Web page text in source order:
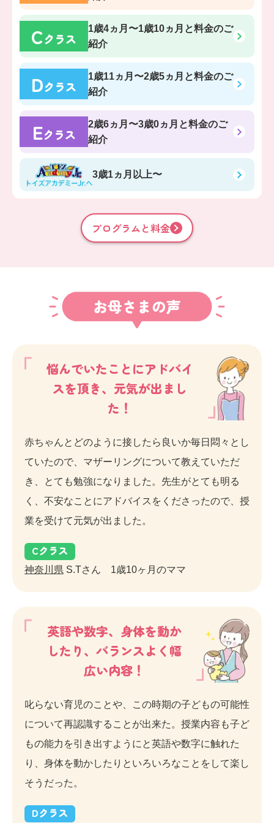
Cクラス
1歳4ヵ月〜1歳10ヵ月 と料金のご
紹介
Dクラス
1歳11ヵ月〜2歳5ヵ月 と料金のご
紹介
Eクラス
2歳6ヵ月〜3歳0ヵ月 と料金のご
紹介
3歳1ヵ月以上〜
プログラムと料金
お母さまの声
悩んでいたことにアドバイ
スを頂き、元気が出まし
た！
赤ちゃんとどのように接したら良いか毎日悶々とし
ていたので、マザーリングについて教えていただ
き、とても勉強になりました。先生がとても明る
く、不安なことにアドバイスをくださったので、授
業を受けて元気が出ました。
Cクラス
神奈川県 S.Tさん 1歳10ヶ月のママ
英語や数字、身体を動か
したり、バランスよく幅
広い内容！
叱らない育児のことや、この時期の子どもの可能性
について再認識することが出来た。授業内容も子ど
もの能力を引き出すようにと英語や数字に触れた
り、身体を動かしたりといろいろなことをして楽し
そうだった。
Dクラス